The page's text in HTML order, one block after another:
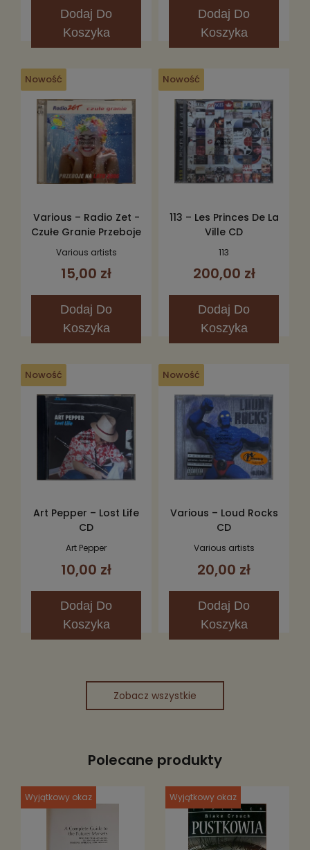
Dodaj Do
Koszyka
Dodaj Do
Koszyka
Nowość
Various – Radio Zet -
Czułe Granie Przeboje
Na Lato 2006 2CD
Various artists
15,00 zł
Dodaj Do
Koszyka
Nowość
113 – Les Princes De La
Ville CD
113
200,00 zł
Dodaj Do
Koszyka
Nowość
Art Pepper – Lost Life
CD
Art Pepper
10,00 zł
Dodaj Do
Koszyka
Nowość
Various – Loud Rocks
CD
Various artists
20,00 zł
Dodaj Do
Koszyka
Zobacz wszystkie
Polecane produkty
Wyjątkowy okaz Wyjątkowy okaz